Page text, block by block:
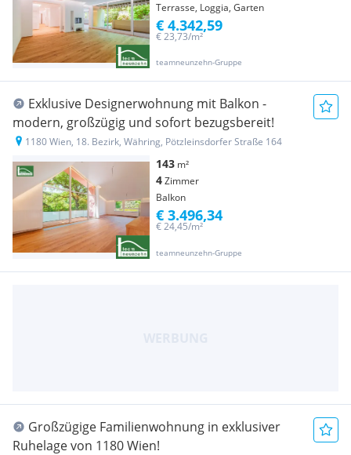
Terrasse, Loggia, Garten
teamneunzehn-Gruppe
€ 23,73/m²
€ 4.342,59
Exklusive Designerwohnung mit Balkon -
modern, großzügig und sofort bezugsbereit!
1180 Wien, 18. Bezirk, Währing, Pötzleinsdorfer Straße 164
143 m²
4Zimmer
Balkon
teamneunzehn-Gruppe
€ 24,45/m²
€ 3.496,34
Großzügige Familienwohnung in exklusiver
Ruhelage von 1180 Wien!